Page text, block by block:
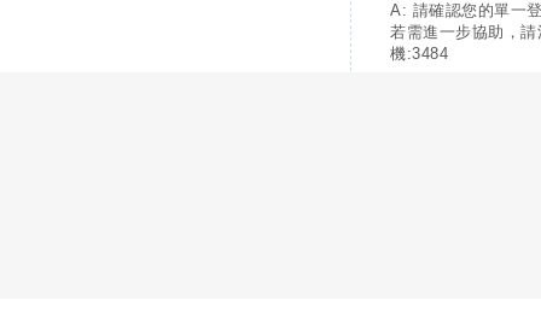
A: 請確認您的單一
若需進一步協助，
機:3484